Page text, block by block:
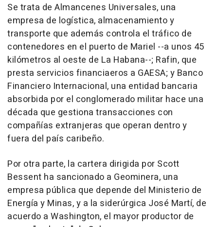
Se trata de Almancenes Universales, una
empresa de logística, almacenamiento y
transporte que además controla el tráfico de
contenedores en el puerto de Mariel --a unos 45
kilómetros al oeste de La Habana--; Rafin, que
presta servicios financiaeros a GAESA; y Banco
Financiero Internacional, una entidad bancaria
absorbida por el conglomerado militar hace una
década que gestiona transacciones con
compañías extranjeras que operan dentro y
fuera del país caribeño.
Por otra parte, la cartera dirigida por Scott
Bessent ha sancionado a Geominera, una
empresa pública que depende del Ministerio de
Energía y Minas, y a la siderúrgica José Martí, de
acuerdo a Washington, el mayor productor de